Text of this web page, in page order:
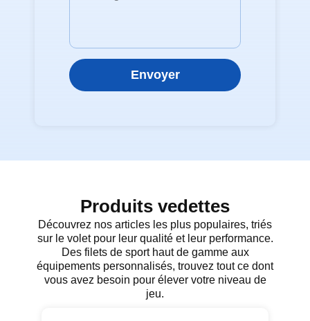
Envoyer
Produits vedettes
Découvrez nos articles les plus populaires, triés
sur le volet pour leur qualité et leur performance.
Des filets de sport haut de gamme aux
équipements personnalisés, trouvez tout ce dont
vous avez besoin pour élever votre niveau de
jeu.